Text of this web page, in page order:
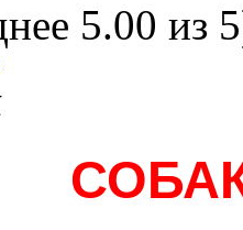
5.00 из